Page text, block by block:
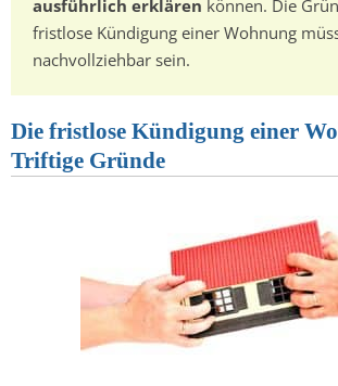
ausführlich erklären können. Die
fristlose Kündigung einer Wohnung
nachvollziehbar sein.
Die fristlose Kündigung einer
Triftige Gründe